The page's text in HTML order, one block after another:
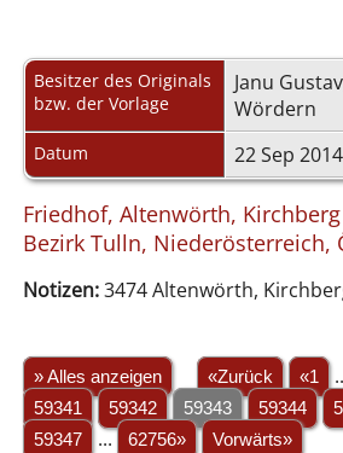
Besitzer des Originals
bzw. der Vorlage
Janu
Wördern
Datum 22 Sep 2014
Friedhof, Altenwörth,
Bezirk Tulln, Niederösterreich,
Notizen:3474 Altenwörth,
» Alles anzeigen «Zurück «1
59341
59342 59343 59344
59347
... 62756» Vorwärts»